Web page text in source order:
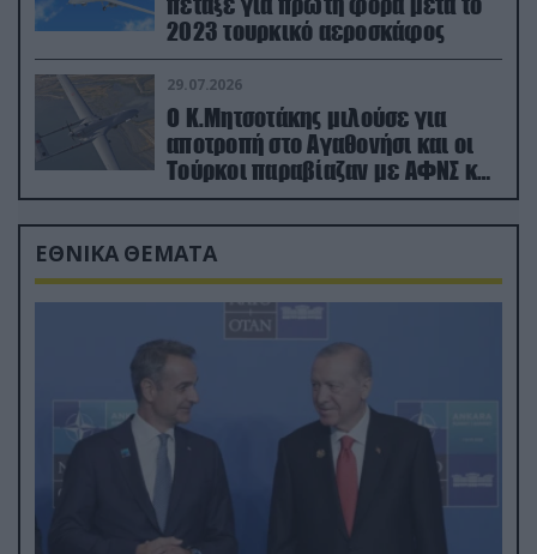
2023 τουρκικό αεροσκάφος
29.07.2026
Ο Κ.Μητσοτάκης μιλούσε για
αποτροπή στο Αγαθονήσι και οι
Τούρκοι παραβίαζαν με ΑΦΝΣ και
drone
ΕΘΝΙΚΑ ΘΕΜΑΤΑ